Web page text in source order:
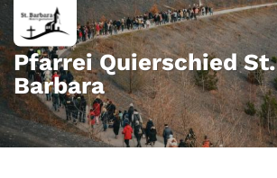
Zum Inhalt springen
Pfarrei Quierschied St.
Barbara